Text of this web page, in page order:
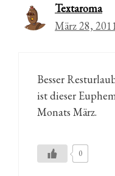
Textaroma
März 28,
Besser
ist dieser
Monats März.
0